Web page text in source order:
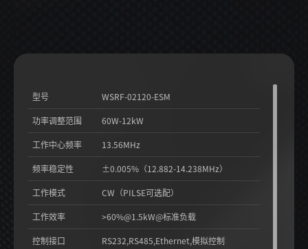
型号 WSRF-02120-ESM
功率调整范围 60W-12kW
工作中心频率 13.56MHz
频率稳定性 ±0.005%（12.882-14.238MHz）
工作模式 CW（PILSE可选配）
工作效率 >60%@1.5kW@标准负载
控制接口 RS232,RS485,Ethernet,模拟控制